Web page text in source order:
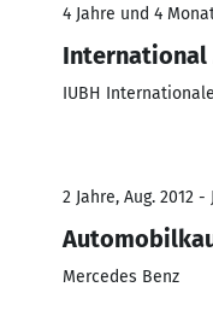
4 Jahre und 4
International
IUBH
2 Jahre, Aug. 2012 -
Mercedes Benz